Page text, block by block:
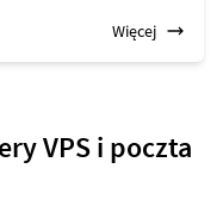
Więcej
VPS i poczta